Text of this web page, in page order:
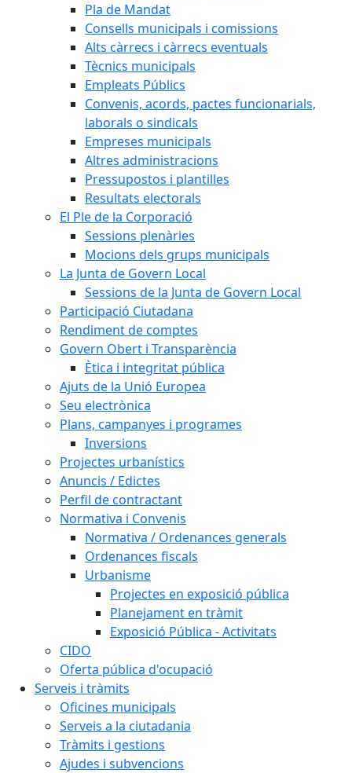
Pla de Mandat
Consells municipals i comissions
Alts càrrecs i càrrecs eventuals
Tècnics municipals
Empleats Públics
Convenis, acords, pactes funcionarials,
laborals o sindicals
Empreses municipals
Altres administracions
Pressupostos i plantilles
Resultats electorals
El Ple de la Corporació
Sessions plenàries
Mocions dels grups municipals
La Junta de Govern Local
Sessions de la Junta de Govern Local
Participació Ciutadana
Rendiment de comptes
Govern Obert i Transparència
Ètica i integritat pública
Ajuts de la Unió Europea
Seu electrònica
Plans, campanyes i programes
Inversions
Projectes urbanístics
Anuncis / Edictes
Perfil de contractant
Normativa i Convenis
Normativa / Ordenances generals
Ordenances fiscals
Urbanisme
Projectes en exposició pública
Planejament en tràmit
Exposició Pública - Activitats
CIDO
Oferta pública d'ocupació
Serveis i tràmits
Oficines municipals
Serveis a la ciutadania
Tràmits i gestions
Ajudes i subvencions